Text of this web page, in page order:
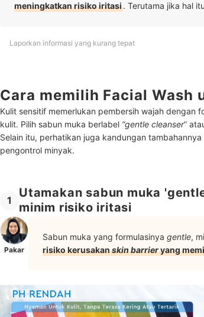
meningkatkan risiko iritasi. Terutama jika hal
Laporkan informasi yang kurang tepat
Cara memilih Facial Wash
Kulit sensitif memerlukan pembersih wajah dengan
kulit. Pilih sabun muka berlabel “gentle cleanser”
Selain itu, perhatikan juga kandungan
pengontrol minyak.
1
Utamakan sabun muka
minim risiko iritasi
Pakar
Sabun muka yang formulasinya gentle,
risiko kerusakanskin barrieryang